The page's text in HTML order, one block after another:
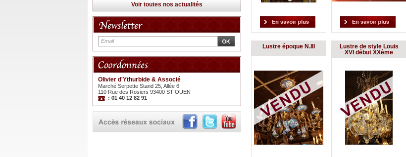
Voir toutes nos actualités
Olivier d'Ythurbide & Associé
Marché Serpette Stand 25, Allée 6
110 Rue des Rosiers 93400 ST OUEN
: 01 40 12 82 91
Lustre époque N.III
Lustre de style Louis
XVI début XXème